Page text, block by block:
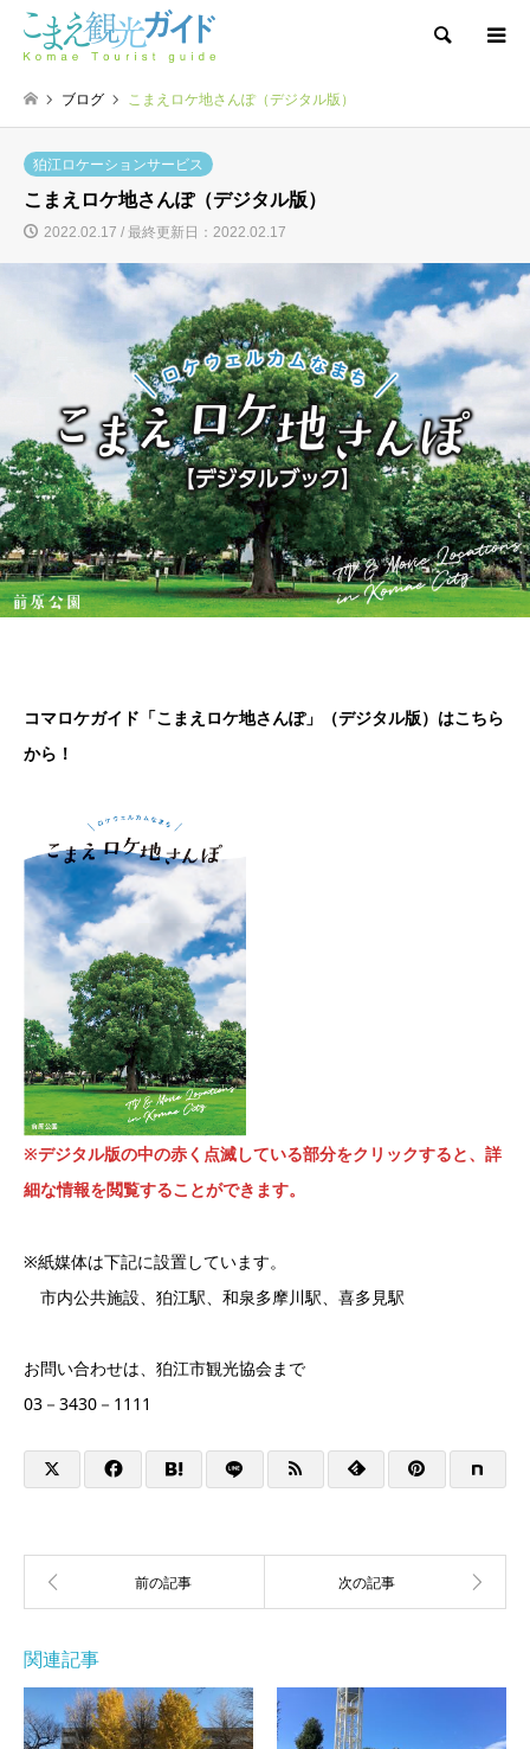
検索
ブログ こまえロケ地さんぽ（デジタル版）
狛江ロケーションサービス
こまえロケ地さんぽ（デジタル版）
2022.02.17 / 最終更新日：2022.02.17
コマロケガイド「こまえロケ地さんぽ」（デジタル版）はこちら
から！
※デジタル版の中の赤く点滅している部分をクリックすると、詳
細な情報を閲覧することができます。
※紙媒体は下記に設置しています。
市内公共施設、狛江駅、和泉多摩川駅、喜多見駅
お問い合わせは、狛江市観光協会まで
03－3430－1111
関連記事